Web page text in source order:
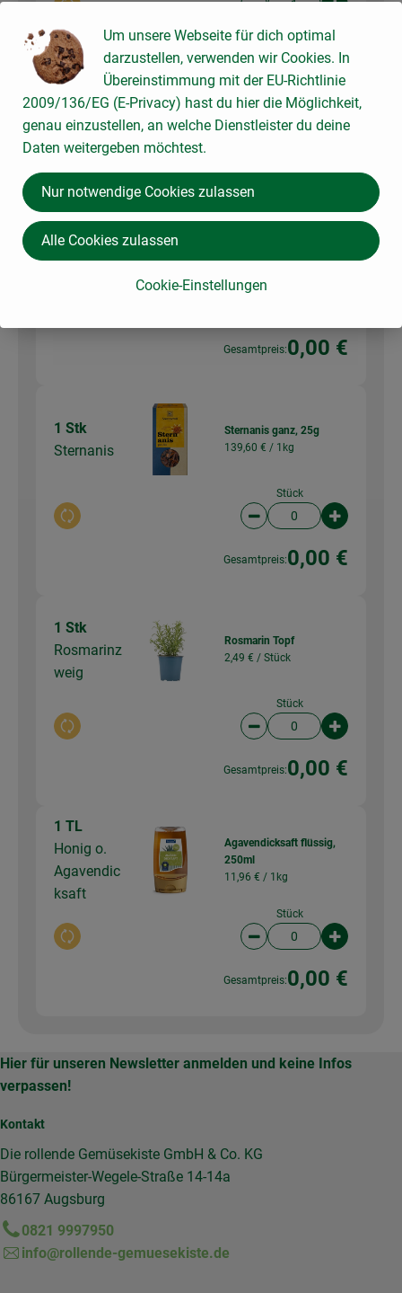
3,29 €
Du hast sicher:
1 Stk
Pfefferkör
ner (3
Stück)
Pfeffer schwarz ganz 55g
Gesamtpreis:0,00 €
1 Stk
Sternanis
Auswahl ändern
Sternanis ganz, 25g
139,60 € / 1kg
Stück
Artikelanzahl
Gesamtpreis:0,00 €
1 Stk
Rosmarinz
weig
Auswahl ändern
Rosmarin Topf
2,49 € / Stück
Stück
Artikelanzahl
Gesamtpreis:0,00 €
1 TL
Honig o.
Agavendic
ksaft
Auswahl ändern
Agavendicksaft flüssig,
250ml
11,96 € / 1kg
Stück
Artikelanzahl
Gesamtpreis:0,00 €
Hier für unseren Newsletter anmelden und keine Infos
verpassen!
Kontakt
Die rollende Gemüsekiste GmbH & Co. KG
Bürgermeister-Wegele-Straße 14-14a
86167 Augsburg
0821 9997950
info@rollende-gemuesekiste.de
Um unsere Webseite für dich optimal
darzustellen, verwenden wir Cookies. In
Übereinstimmung mit der EU-Richtlinie
2009/136/EG (E-Privacy) hast du hier die Möglichkeit,
genau einzustellen, an welche Dienstleister du deine
Daten weitergeben möchtest.
Cookie-Einstellungen
Nur notwendige Cookies zulassen
Alle Cookies zulassen